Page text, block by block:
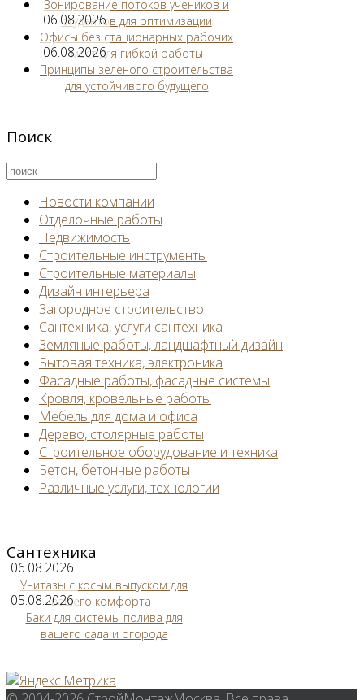
Зонирование потоков учеников и
студентов для оптимизации
06.08.2026
Офисы без стационарных рабочих
мест для гибкой работы
06.08.2026
Принципы зеленого строительства
для устойчивого будущего
Поиск
Новости компании
Отделочные работы
Недвижимость
Строительные инструменты
Строительные материалы
Дизайн интерьера
Загородное строительство
Сантехника, услуги сантехника
Земляные работы, ландшафтный дизайн
Бытовая техника, электроника
Фасадные работы, фасадные системы
Кровля, кровельные работы
Мебель для дома и офиса
Дерево, столярные работы
Строительное оборудование и техника
Бетон, бетонные работы
Различные услуги, технологии
Сантехника
06.08.2026
Унитазы с косым выпуском для
вашего комфорта
05.08.2026
Баки для системы полива для
вашего сада и огорода